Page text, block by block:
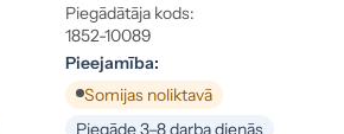
Piegādātāja kods:
1852-10089
Pieejamība:
Somijas noliktavā
Piegāde 3–8 darba dienās